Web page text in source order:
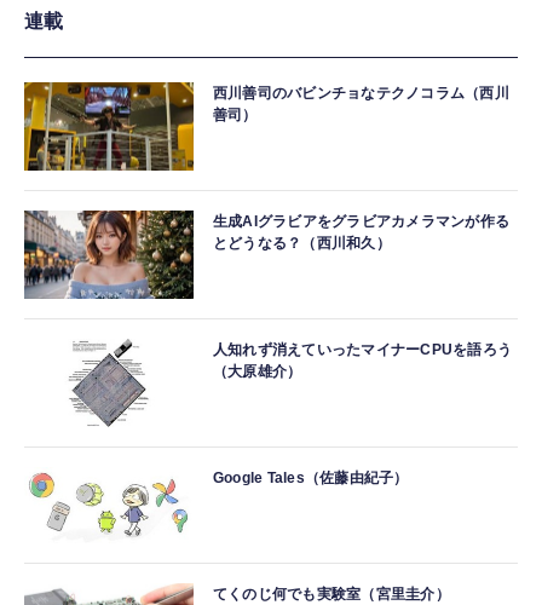
連載
西川善司のバビンチョなテクノコラム（西川
善司）
生成AIグラビアをグラビアカメラマンが作る
とどうなる？（西川和久）
人知れず消えていったマイナーCPUを語ろう
（大原雄介）
Google Tales（佐藤由紀子）
てくのじ何でも実験室（宮里圭介）